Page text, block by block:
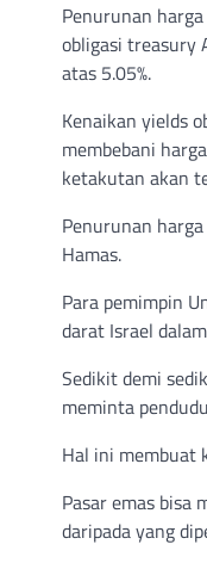
Penurunan
obligasi treasury
atas 5.05%.
Kenaikan yields
membebani
ketakutan akan
Penurunan
Hamas.
Para pemimpin
darat Israel
Sedikit demi
meminta
Hal ini membuat
Pasar emas bisa
daripada yang